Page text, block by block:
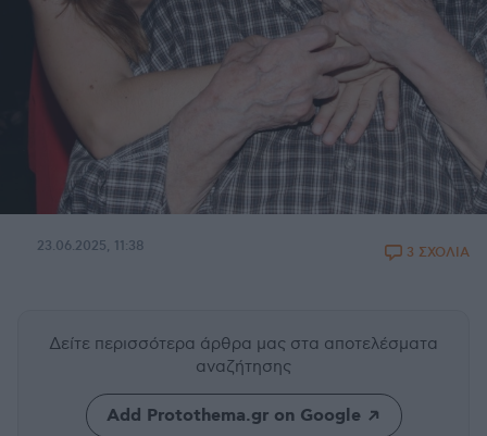
23.06.2025, 11:38 3 ΣΧΟΛΙΑ
Δείτε περισσότερα άρθρα μας στα αποτελέσματα
αναζήτησης
Add Protothema.gr on Google